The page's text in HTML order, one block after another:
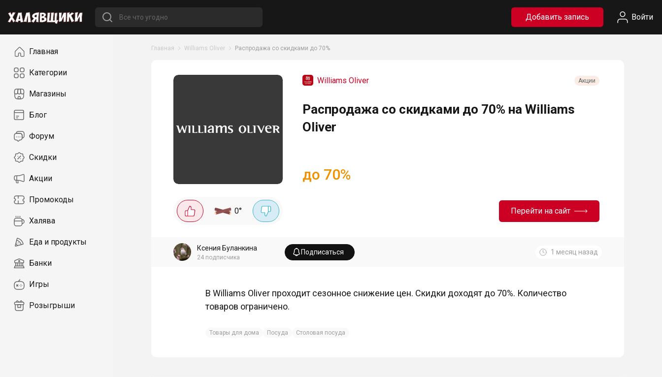
Добавить запись Войти
НавигацияГлавная
Категории
Магазины
Блог
Форум
Скидки
Акции
Промокоды
Халява
Еда и продукты
Банки
Игры
Розыгрыши
Главная Williams Oliver Распродажа со скидками до 70%
Williams Oliver Акции
Распродажа со скидками до 70% на Williams
Oliver
до 70%
0° Перейти на сайт
Ксения Буланкина
24 подписчика
Подписаться 1 месяц назад
В Williams Oliver проходит сезонное снижение цен. Скидки доходят до 70%. Количество
товаров ограничено.
Товары для дома Посуда Столовая посуда